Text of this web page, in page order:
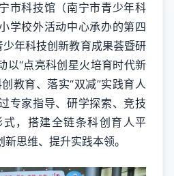
市科技馆（南宁市青少年科
学校外活动中心承办的第四
少年科技创新教育成果荟暨研
以“点亮科创星火培育时代新
教育、落实“双减”实践育人
专家指导、研学探索、竞技
，搭建全链条科创育人平
思维、提升实践本领。